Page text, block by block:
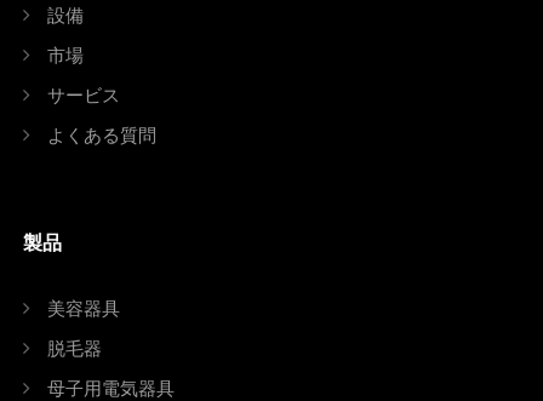
設備
市場
サービス
よくある質問
製品
美容器具
脱毛器
母子用電気器具